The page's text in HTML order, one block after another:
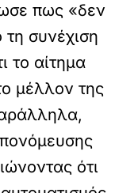
πως «δεν
συνέχιση
το αίτημα
μέλλον της
ότι